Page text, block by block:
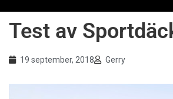
Test av
19 september, 2018 Gerry